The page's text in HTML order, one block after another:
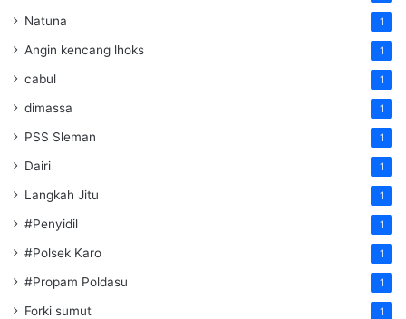
Natuna 1
Angin kencang lhoks 1
cabul 1
dimassa 1
PSS Sleman 1
Dairi 1
Langkah Jitu 1
#Penyidil 1
#Polsek Karo 1
#Propam Poldasu 1
Forki sumut 1